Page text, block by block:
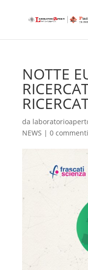
NOTTE
da
NEWS | 0 commenti